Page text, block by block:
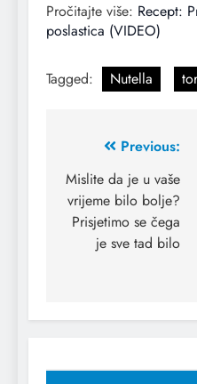
Pročitajte više: Recept:
poslastica (VIDEO)
Tagged: Nutella
Previous:
Mislite da je u vaše
vrijeme bilo bolje?
Prisjetimo se čega
je sve tad bilo